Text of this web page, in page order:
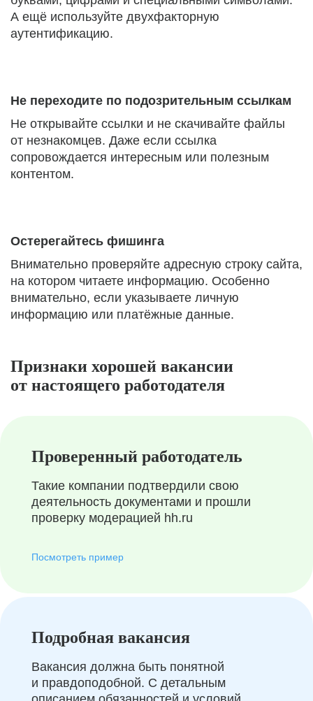
А ещё используйте двухфакторную
аутентификацию.
Не переходите по подозрительным ссылкам
Не открывайте ссылки и не скачивайте файлы
от незнакомцев. Даже если ссылка
сопровождается интересным или полезным
контентом.
Остерегайтесь фишинга
Внимательно проверяйте адресную строку сайта,
на котором читаете информацию. Особенно
внимательно, если указываете личную
информацию или платёжные данные.
Признаки хорошей вакансии
от настоящего работодателя
Проверенный работодатель
Такие компании подтвердили свою
деятельность документами и прошли
проверку модерацией hh.ru
Посмотреть пример
Подробная вакансия
Вакансия должна быть понятной
и правдоподобной. С детальным